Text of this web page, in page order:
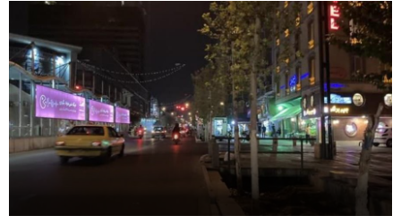
Instagram como: hispan_tv